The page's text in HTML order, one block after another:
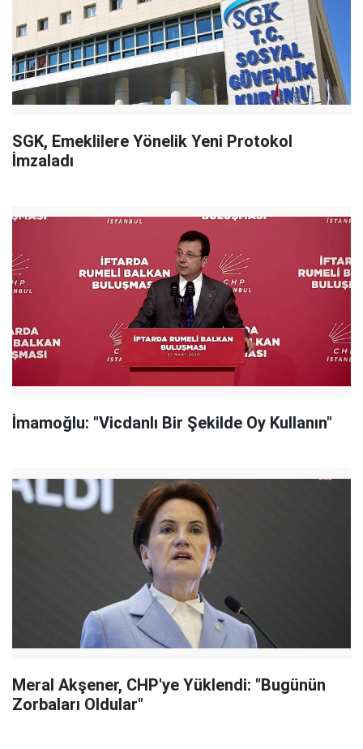
SGK, Emeklilere Yönelik Yeni Protokol
İmzaladı
İmamoğlu: "Vicdanlı Bir Şekilde Oy Kullanın"
Meral Akşener, CHP'ye Yüklendi: "Bugünün
Zorbaları Oldular"